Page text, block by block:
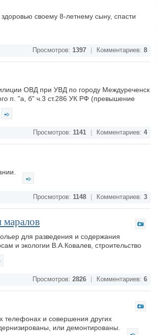
своему 8-летнему сыну, спасти
Просмотров: 1397 Комментариев: 8
ОВД при УВД по городу Междуреченск
п. "а, б" ч.3 ст.286 УК РФ (превышение
Просмотров: 1141 Комментариев: 4
Просмотров: 1148 Комментариев: 3
маралов
для разведения и содержания
и экологии В.А.Ковалев, строительство
Просмотров: 2826 Комментариев: 6
телефонах и совершения других
или демонтированы.